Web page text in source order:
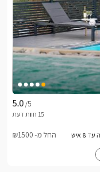
/5
החל מ- ₪1500